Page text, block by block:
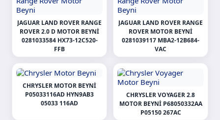
JAGUAR LAND ROVER RANGE
ROVER 2.0 D MOTOR BEYNI
0281033584 HX73-12C520-
FFB
JAGUAR LAND ROVER RANGE
ROVER MOTOR BEYNI
0281039117 MBA2-12B684-
VAC
CHRYSLER MOTOR BEYNI
P05033116AD HYN9AB3
05033 116AD
CHRYSLER VOYAGER 2.8
MOTOR BEYNI P68050332AA
P05150 267AC